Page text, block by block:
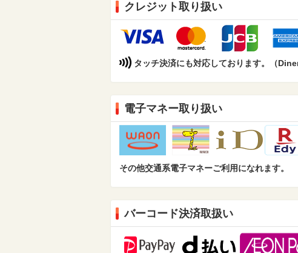
クレジット取り扱い
タッチ決済にも対応しております。（
電子マネー取り扱い
その他交通系電子マネーご利用になれます。
バーコード決済取扱い